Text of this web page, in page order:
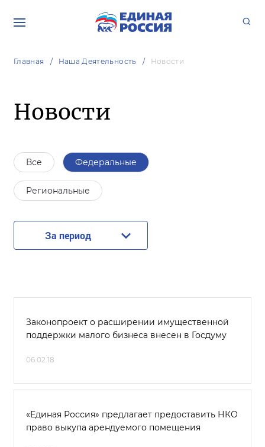
Главная Наша Деятельность Новости
Новости
Все Федеральные
Региональные
За период
Законопроект о расширении имущественной
поддержки малого бизнеса внесен в Госдуму
06.02.18
«Единая Россия» предлагает предоставить НКО
право выкупа арендуемого помещения